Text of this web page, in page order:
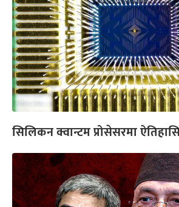
सिलिकन क्वान्टम प्रोसेसरमा